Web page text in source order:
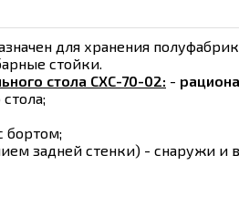
для хранения
стойки.
стола СХС-70-02: -
бортом;
задней стенки) - снаружи и